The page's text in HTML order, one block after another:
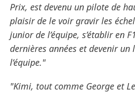
Prix, est devenu un pilote de
plaisir de le voir gravir les
junior de l’équipe, s’établir en
dernières années et devenir un
l’équipe."
"Kimi, tout comme George et